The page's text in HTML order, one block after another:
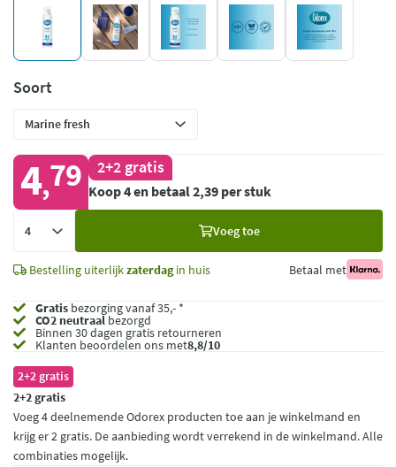
Soort
4,79 2+2 gratis
Koop 4 en betaal 2,39 per stuk
Voeg toe
Bestelling uiterlijkzaterdagin huis Betaal met
Gratis bezorging vanaf 35,- *
CO2 neutraalbezorgd
Binnen 30 dagen gratis retourneren
Klanten beoordelen ons met8,8/10
2+2 gratis
2+2 gratis
Voeg 4 deelnemende Odorex producten toe aan je winkelmand en
krijg er 2 gratis. De aanbieding wordt verrekend in de winkelmand. Alle
combinaties mogelijk.